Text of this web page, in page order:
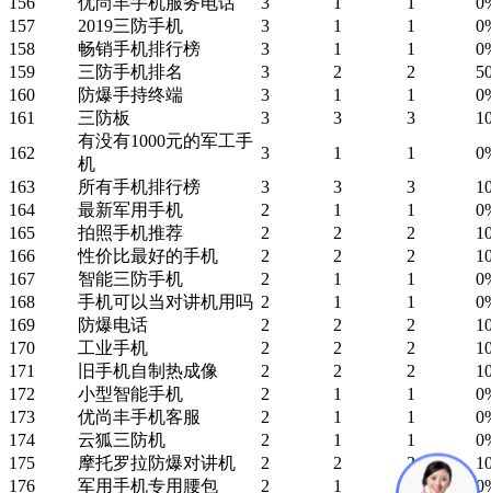
157
2019三防手机 3 1 1
158
畅销手机排行榜 3 1 1
159
三防手机排名 3 2 2
160
防爆手持终端 3 1 1
161
三防板 3 3 3
162
有没有1000元的军工手
机
3 1 1
163
所有手机排行榜 3 3 3
164
最新军用手机 2 1 1
165
拍照手机推荐 2 2 2
166
性价比最好的手机 2 2 2
167
智能三防手机 2 1 1
168
手机可以当对讲机用吗 2 1 1
169
防爆电话 2 2 2
170
工业手机 2 2 2
171
旧手机自制热成像 2 2 2
172
小型智能手机 2 1 1
173
优尚丰手机客服 2 1 1
174
云狐三防机 2 1 1
175
摩托罗拉防爆对讲机 2 2 2
176
军用手机专用腰包 2 1